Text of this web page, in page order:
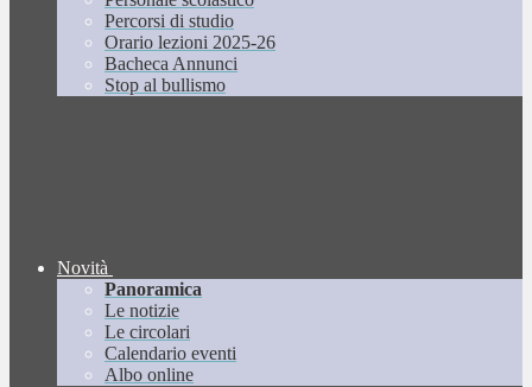
Percorsi di studio
Orario lezioni 2025-26
Bacheca Annunci
Stop al bullismo
Novità
Panoramica
Le notizie
Le circolari
Calendario eventi
Albo online